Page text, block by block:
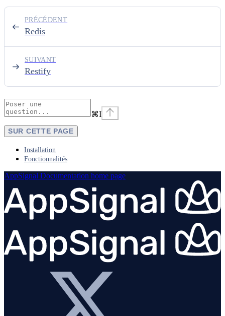
Redis
PRÉCÉDENT
Restify
SUIVANT
⌘I
SUR CETTE PAGE
Installation
Fonctionnalités
AppSignal Documentation home page